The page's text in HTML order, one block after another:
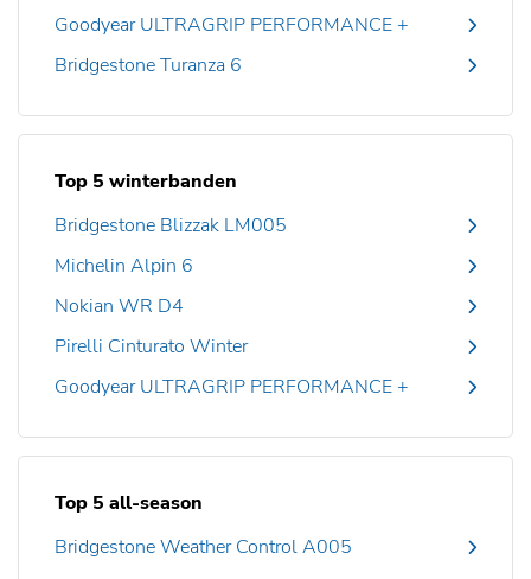
Goodyear ULTRAGRIP PERFORMANCE +
Bridgestone Turanza 6
Top 5 winterbanden
Bridgestone Blizzak LM005
Michelin Alpin 6
Nokian WR D4
Pirelli Cinturato Winter
Goodyear ULTRAGRIP PERFORMANCE +
Top 5 all-season
Bridgestone Weather Control A005